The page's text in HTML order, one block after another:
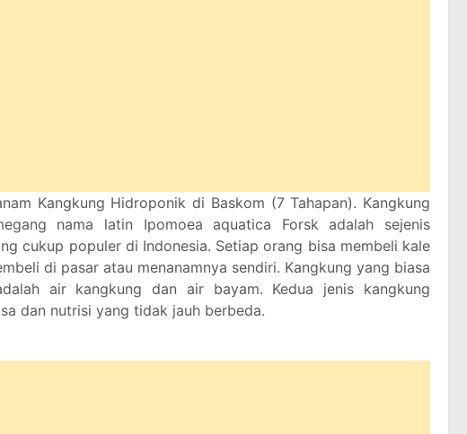
Kangkung Hidroponik di Baskom (7 Tahapan). Kangkung
nama latin Ipomoea aquatica Forsk adalah sejenis
cukup populer di Indonesia. Setiap orang bisa membeli kale
di pasar atau menanamnya sendiri. Kangkung yang biasa
air kangkung dan air bayam. Kedua jenis kangkung
dan nutrisi yang tidak jauh berbeda.